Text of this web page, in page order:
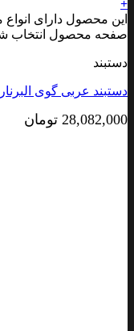
+
این محصول دارای
صفحه محصول انتخاب
دستبند
دستبند عربی گوی البرنارد
28,082,000 تومان